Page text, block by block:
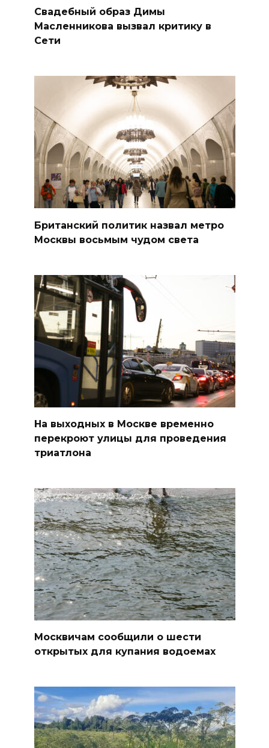
Свадебный образ Димы
Масленникова вызвал критику в
Сети
Британский политик назвал метро
Москвы восьмым чудом света
На выходных в Москве временно
перекроют улицы для проведения
триатлона
Москвичам сообщили о шести
открытых для купания водоемах